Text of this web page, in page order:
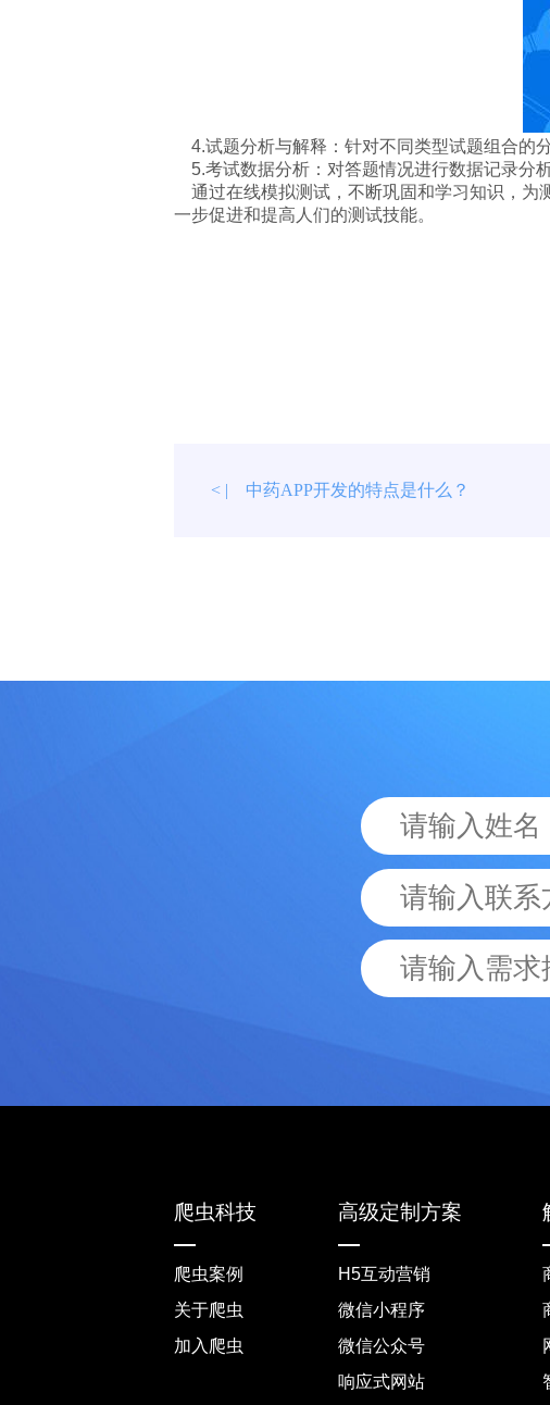
4.试题分析与解释：针对不同类型试题组合的
5.考试数据分析：对答题情况进行数据记录分
通过在线模拟测试，不断巩固和学习知识，为
一步促进和提高人们的测试技能。
< | 中药APP开发的特点是什么？
爬虫科技
爬虫案例
关于爬虫
加入爬虫
高级定制方案
H5互动营销
微信小程序
微信公众号
响应式网站